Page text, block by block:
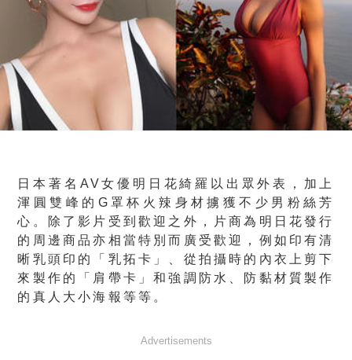
日本著名AV女優明日花綺羅以出眾外表，加上
渾圓雙峰的G罩杯火辣身材擄獲不少男粉絲芳
心。除了影片受到歡迎之外，片商為明日花發行
的周邊商品亦相當特別而廣受歡迎，例如印有清
晰乳頭印的「乳拓卡」、從拍攝時的內衣上剪下
來製作的「肩帶卡」和強調防水、防黏材質製作
的真人大小海報等等。
Advertisements